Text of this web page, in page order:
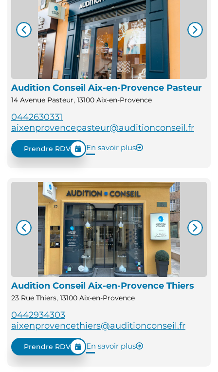
Audition Conseil Aix-en-Provence Pasteur
14 Avenue Pasteur, 13100 Aix-en-Provence
0442630331
aixenprovencepasteur@auditionconseil.fr
Prendre RDV En savoir plus
Audition Conseil Aix-en-Provence Thiers
23 Rue Thiers, 13100 Aix-en-Provence
0442934303
aixenprovencethiers@auditionconseil.fr
Prendre RDV En savoir plus